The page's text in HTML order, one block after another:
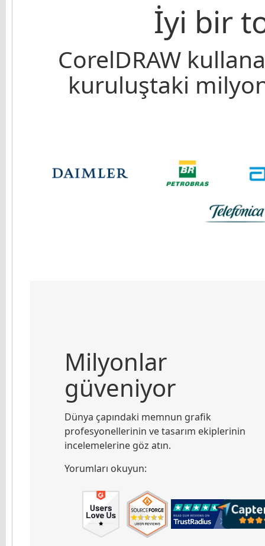
İyi bir
CorelDRAW
kuruluştaki
Milyonlar
güveniyor
Dünya çapındaki memnun grafik
profesyonellerinin ve tasarım ekiplerinin
incelemelerine göz atın.
Yorumları okuyun: